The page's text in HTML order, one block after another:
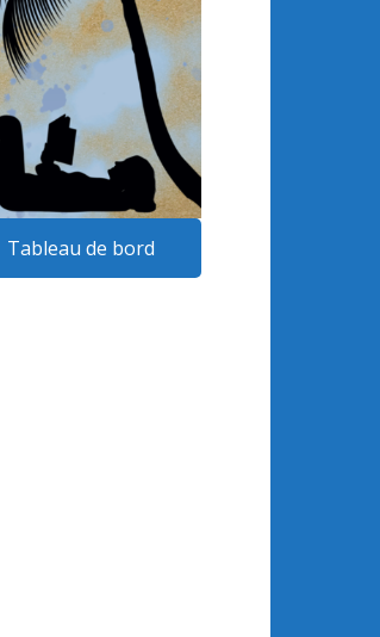
Tableau de bord